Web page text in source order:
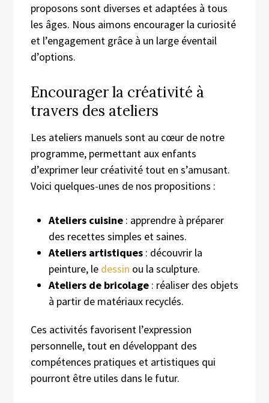
proposons sont diverses et adaptées à tous
les âges. Nous aimons encourager la curiosité
et l’engagement grâce à un large éventail
d’options.
Encourager la créativité à
travers des ateliers
Les ateliers manuels sont au cœur de notre
programme, permettant aux enfants
d’exprimer leur créativité tout en s’amusant.
Voici quelques-unes de nos propositions :
Ateliers cuisine : apprendre à préparer
des recettes simples et saines.
Ateliers artistiques : découvrir la
peinture, le dessin ou la sculpture.
Ateliers de bricolage : réaliser des objets
à partir de matériaux recyclés.
Ces activités favorisent l’expression
personnelle, tout en développant des
compétences pratiques et artistiques qui
pourront être utiles dans le futur.